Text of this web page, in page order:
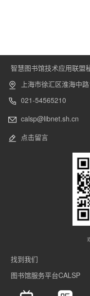
智慧图书馆技术应用联盟
上海市徐汇区淮海中
021-54565210
calsp@libnet.sh.cn
点击留言
找到我们
图书馆服务平台CALSP